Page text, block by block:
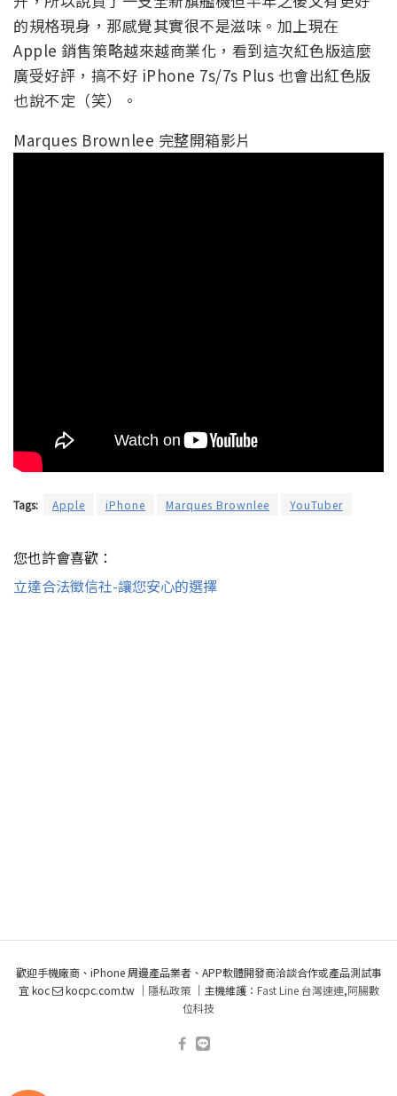
的規格現身，那感覺其實很不是滋味。加上現在
Apple 銷售策略越來越商業化，看到這次紅色版這麼
廣受好評，搞不好 iPhone 7s/7s Plus 也會出紅色版
也說不定（笑）。
Marques Brownlee 完整開箱影片
Tags: Apple iPhone Marques Brownlee YouTuber
您也許會喜歡：
立達合法徵信社-讓您安心的選擇
歡迎手機廠商、iPhone 周邊產品業者、APP軟體開發商洽談合作或產品測試事
宜 koc
kocpc.com.tw ｜ 隱私政策｜主機維護： Fast Line 台灣速連,阿腸數
位科技